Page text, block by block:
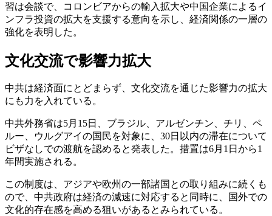
習は会談で、コロンビアからの輸入拡大や中国企業によるイ
ンフラ投資の拡大を支援する意向を示し、経済関係の一層の
強化を表明した。
文化交流で影響力拡大
中共は経済面にとどまらず、文化交流を通じた影響力の拡大
にも力を入れている。
中共外務省は5月15日、ブラジル、アルゼンチン、チリ、ペ
ルー、ウルグアイの国民を対象に、30日以内の滞在について
ビザなしでの渡航を認めると発表した。措置は6月1日から1
年間実施される。
この制度は、アジアや欧州の一部諸国との取り組みに続くも
ので、中共政府は経済の減速に対応すると同時に、国外での
文化的存在感を高める狙いがあるとみられている。